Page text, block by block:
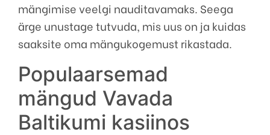
mängimise veelgi nauditavamaks. Seega
ärge unustage tutvuda, mis uus on ja kuidas
saaksite oma mängukogemust rikastada.
Populaarsemad
mängud Vavada
Baltikumi kasiinos